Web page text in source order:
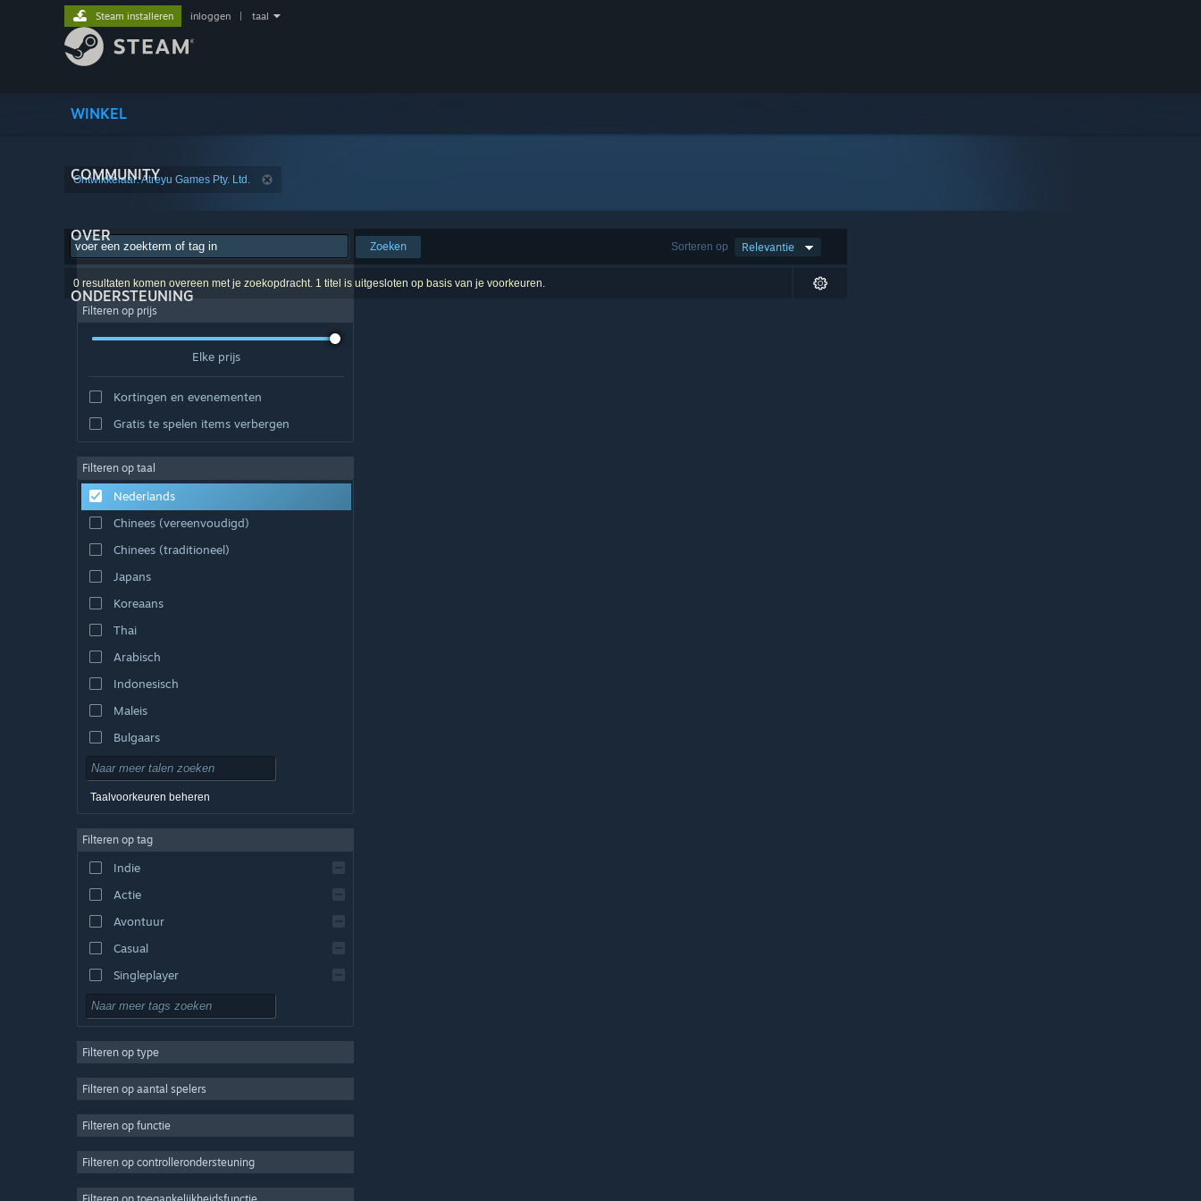
WINKEL
COMMUNITY
OVER
ONDERSTEUNING
Steam installeren inloggen taal
Ontwikkelaar: Atreyu Games Pty. Ltd.
Sorteren op Relevantie
Zoeken
0 resultaten komen overeen met je zoekopdracht. 1 titel is uitgesloten op basis van je voorkeuren.
Filteren op prijs
Elke prijs
Kortingen en evenementen
Gratis te spelen items verbergen
Filteren op taal
Nederlands
Chinees (vereenvoudigd)
Chinees (traditioneel)
Japans
Koreaans
Thai
Arabisch
Indonesisch
Maleis
Bulgaars
Tsjechisch
Deens
Engels
Spaans - Spanje
Spaans - Latijns-Amerika
Taalvoorkeuren beheren
Filteren op tag
Indie
Actie
Avontuur
Casual
Singleplayer
Sim
Strategie
3D
Gratis te spelen
Filteren op type
Filteren op aantal spelers
Filteren op functie
Filteren op controllerondersteuning